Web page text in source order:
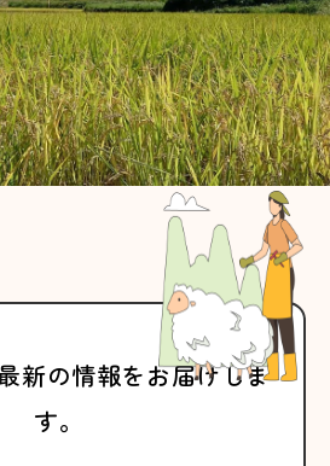
新の情報をお届けしま
す。